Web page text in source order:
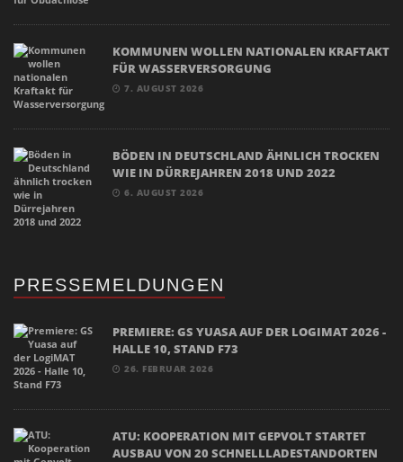
KOMMUNEN WOLLEN NATIONALEN KRAFTAKT
FÜR WASSERVERSORGUNG
7. AUGUST 2026
BÖDEN IN DEUTSCHLAND ÄHNLICH TROCKEN
WIE IN DÜRREJAHREN 2018 UND 2022
6. AUGUST 2026
PRESSEMELDUNGEN
PREMIERE: GS YUASA AUF DER LOGIMAT 2026 -
HALLE 10, STAND F73
26. FEBRUAR 2026
ATU: KOOPERATION MIT GEPVOLT STARTET
AUSBAU VON 20 SCHNELLLADESTANDORTEN